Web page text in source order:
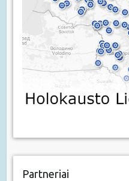
Partneriai